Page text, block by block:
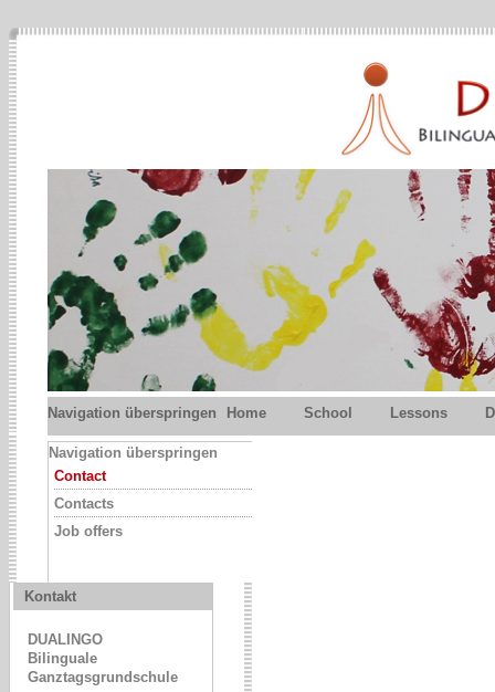
Navigation überspringen Home School Lessons
Navigation überspringen
Contact
Contacts
Job offers
Kontakt
DUALINGO
Bilinguale
Ganztagsgrundschule